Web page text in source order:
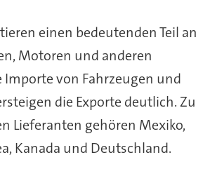
einen bedeutenden Teil an
Motoren und anderen
von Fahrzeugen und
die Exporte deutlich. Zu
Lieferanten gehören Mexiko,
Kanada und Deutschland.